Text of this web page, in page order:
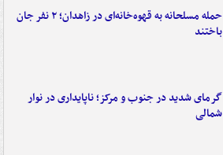
حمله مسلحانه به قهوه‌خانه‌ای در زاهدان؛ ۲ نفر جان
باختند
گرمای شدید در جنوب و مرکز؛ ناپایداری در نوار
شمالی